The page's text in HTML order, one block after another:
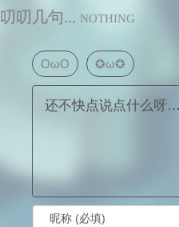
叨叨几句... NOTHING
OωO ✪ω✪